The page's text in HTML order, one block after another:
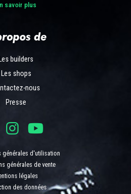
savoir plus
de
builders
Les shops
nous
Presse
générales d'utilisation
générales de vente
légales
des données